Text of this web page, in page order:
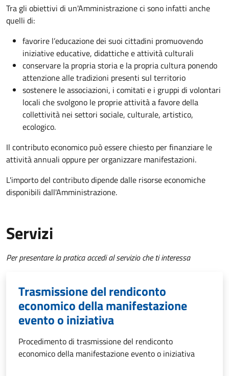
Tra gli obiettivi di un'Amministrazione ci sono infatti anche
quelli di:
favorire l’educazione dei suoi cittadini promuovendo
iniziative educative, didattiche e attività culturali
conservare la propria storia e la propria cultura ponendo
attenzione alle tradizioni presenti sul territorio
sostenere le associazioni, i comitati e i gruppi di volontari
locali che svolgono le proprie attività a favore della
collettività nei settori sociale, culturale, artistico,
ecologico.
Il contributo economico può essere chiesto per finanziare le
attività annuali oppure per organizzare manifestazioni.
L'importo del contributo dipende dalle risorse economiche
disponibili dall'Amministrazione.
Servizi
Per presentare la pratica accedi al servizio che ti interessa
Trasmissione del rendiconto
economico della manifestazione
evento o iniziativa
Procedimento di trasmissione del rendiconto
economico della manifestazione evento o iniziativa